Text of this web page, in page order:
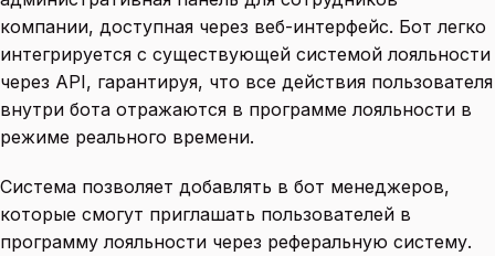
компании, доступная через веб-интерфейс. Бот легко
интегрируется с существующей системой лояльности
через API, гарантируя, что все действия пользователя
внутри бота отражаются в программе лояльности в
режиме реального времени.
Система позволяет добавлять в бот менеджеров,
которые смогут приглашать пользователей в
программу лояльности через реферальную систему.